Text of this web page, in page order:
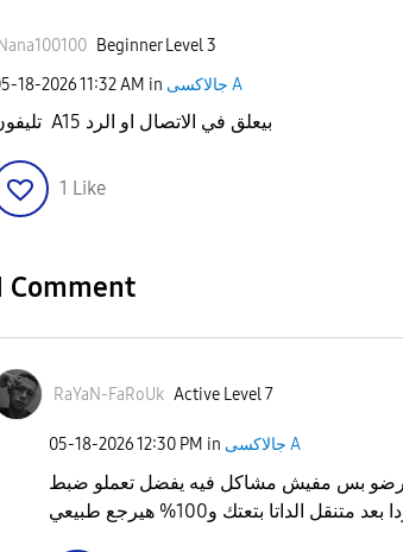
Nana100100 Beginner Level 3
18-202611:32 AM in جالاكسى A
تليفون A15 بيعلق في الاتصال او الرد
1 Like
Comment
RaYaN-FaRoUk Active Level 7
‎05-18-202612:30 PM in جالاكسى A
برضو بس مفيش مشاكل فيه يفضل تعملو ضبط
متنقل الداتا بتعتك و100% هيرجع طبيعي